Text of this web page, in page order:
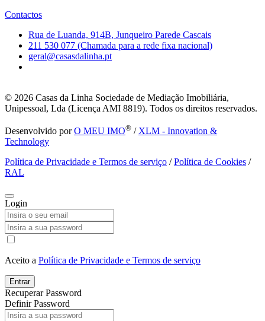
Contactos
Rua de Luanda, 914B, Junqueiro Parede Cascais
211 530 077 (Chamada para a rede fixa nacional)
geral@casasdalinha.pt
© 2026 Casas da Linha Sociedade de Mediação Imobiliária,
Unipessoal, Lda (Licença AMI 8819). Todos os direitos reservados.
Desenvolvido porO MEU IMO® / XLM - Innovation &
Technology
Política de Privacidade e Termos de serviço /Política de Cookies /
RAL
Login
Aceito a Política de Privacidade e Termos de serviço
Entrar
Recuperar Password
Definir Password